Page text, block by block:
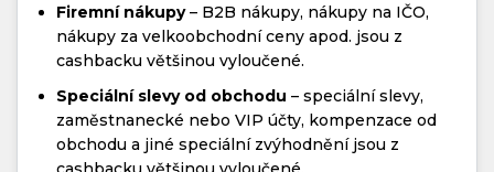
Firemní nákupy– B2B nákupy, nákupy na IČO,
nákupy za velkoobchodní ceny apod. jsou z
cashbacku většinou vyloučené.
Speciální slevy od obchodu – speciální slevy,
zaměstnanecké nebo VIP účty, kompenzace od
obchodu a jiné speciální zvýhodnění jsou z